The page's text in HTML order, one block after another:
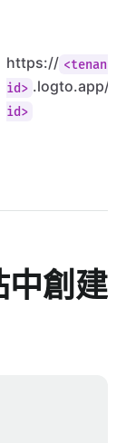
https:// <tenant-
id> .logto.app/
id>
創建